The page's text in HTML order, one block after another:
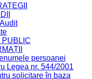
PUBLIC
persoanei
Legea nr. 544/2001
solicitare în baza